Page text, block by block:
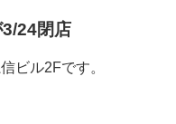
24閉店
ビル2Fです。